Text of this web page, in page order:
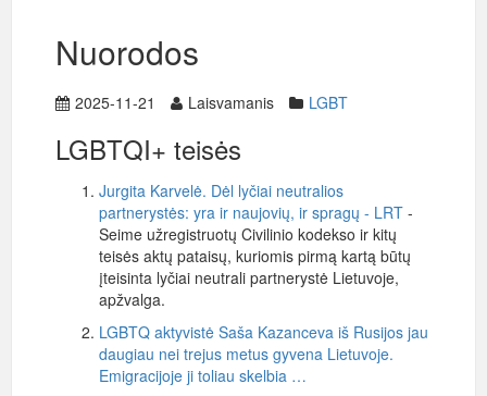
Nuorodos
2025-11-21 Laisvamanis LGBT
LGBTQI+ teisės
Jurgita Karvelė. Dėl lyčiai neutralios
partnerystės: yra ir naujovių, ir spragų - LRT -
Seime užregistruotų Civilinio kodekso ir kitų
teisės aktų pataisų, kuriomis pirmą kartą būtų
įteisinta lyčiai neutrali partnerystė Lietuvoje,
apžvalga.
LGBTQ aktyvistė Saša Kazanceva iš Rusijos jau
daugiau nei trejus metus gyvena Lietuvoje.
Emigracijoje ji toliau skelbia …